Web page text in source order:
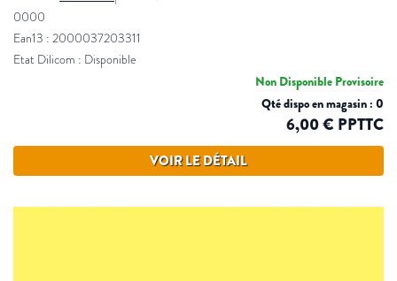
0000
Ean13 : 2000037203311
Etat Dilicom : Disponible
Non Disponible Provisoire
Qté dispo en magasin : 0
6,00 € PPTTC
VOIR LE DÉTAIL